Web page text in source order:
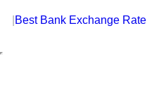
Best Bank Exchange Rate